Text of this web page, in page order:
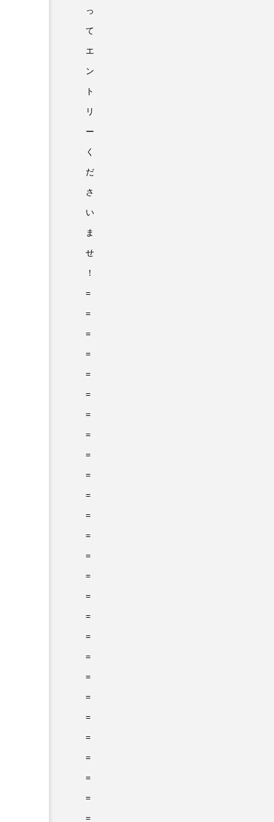
っ
て
エ
ン
ト
リ
ー
く
だ
さ
い
ま
せ
！
=
=
=
=
=
=
=
=
=
=
=
=
=
=
=
=
=
=
=
=
=
=
=
=
=
=
=